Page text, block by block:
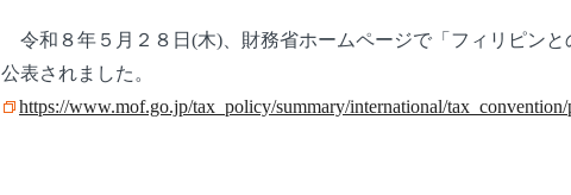
令和８年５月２８日(木)、財務省ホームページで「フィリピン
公表されました。
https://www.mof.go.jp/tax_policy/summary/international/tax_convention/